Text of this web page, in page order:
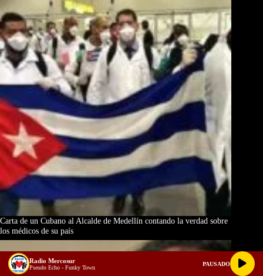
Carta de un Cubano al Alcalde de Medellín contando la verdad sobre
los médicos de su país
Radio Mercosur
Pseudo Echo - Funky Town
PAUSADO